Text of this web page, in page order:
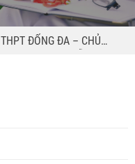
THPT ĐỐNG ĐA – CHỦ